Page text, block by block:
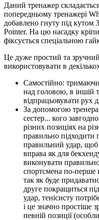
Даний тренажер
попередньому тренажері
добавлено гнуту під кутом
Pointer. На цю насадку
фіксується спеціальною
Це дуже простий та
використовувати в
Самостійно:
над головою, в іншій
відпрацьовувати рух
За допомогою тренера
сестер... кого
різних позиціях на
правильно підходити
правильний удар, щоб
вправа як для
виконувати
спортсмена по-перше
так як буде
друге покращиться
удар, тенісисту
і це значно простіше
певній позиції